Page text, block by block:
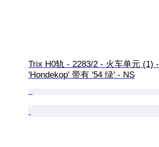
Trix H0轨 - 2283/2 - 火车单元 (1) -
'Hondekop' 带有 '54 绿' - NS